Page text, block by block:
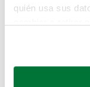
quién usa sus
Si lo permite,
Pero puedes
buscando en
Coches de